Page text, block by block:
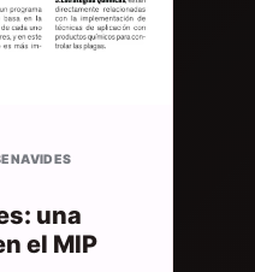
una
el MIP